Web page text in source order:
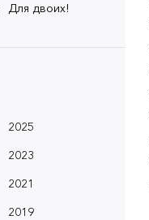
Для двоих!
2025
2023
2021
2019